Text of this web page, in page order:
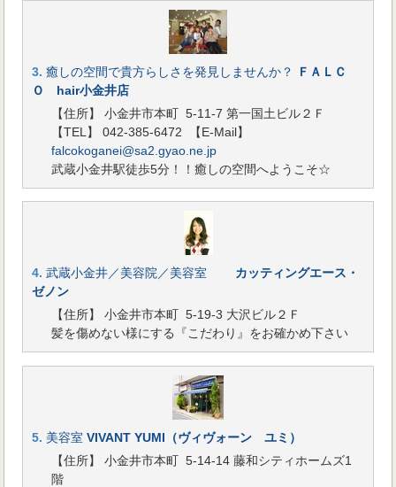
3. 癒しの空間で貴方らしさを発見しませんか？
ＦＡＬＣ
Ｏ hair小金井店
【住所】 小金井市本町 5-11-7 第一国土ビル２Ｆ
【TEL】 042-385-6472
【E-Mail】
falcokoganei@sa2.gyao.ne.jp
武蔵小金井駅徒歩5分！！癒しの空間へようこそ☆
4. 武蔵小金井／美容院／美容室
カッティングエース・
ゼノン
【住所】 小金井市本町 5-19-3 大沢ビル２Ｆ
髪を傷めない様にする『こだわり』をお確かめ下さい
5. 美容室 VIVANT YUMI（ヴィヴォーン ユミ）
【住所】 小金井市本町 5-14-14 藤和シティホームズ1
階